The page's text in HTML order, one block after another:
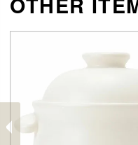
前
へ